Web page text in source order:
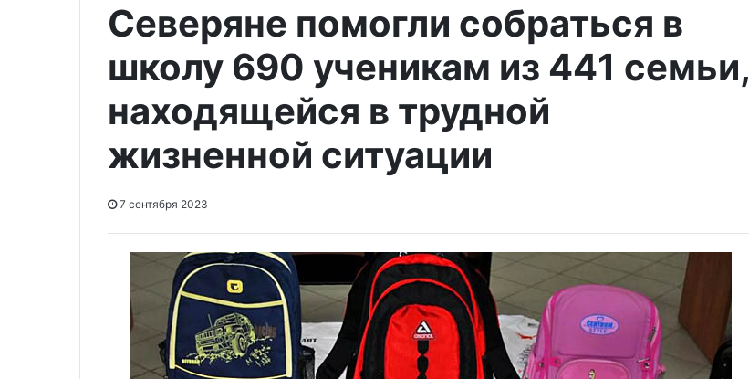
Северяне помогли собраться в
школу 690 ученикам из 441 семьи,
находящейся в трудной
жизненной ситуации
7 сентября 2023